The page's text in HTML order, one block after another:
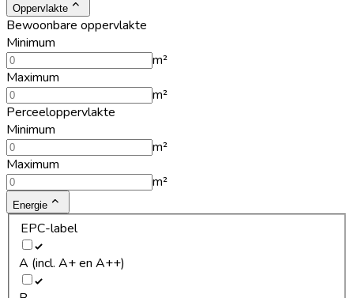
Oppervlakte
Bewoonbare oppervlakte
Minimum
m²
Maximum
m²
Perceeloppervlakte
Minimum
m²
Maximum
m²
Energie
EPC-label
A (incl. A+ en A++)